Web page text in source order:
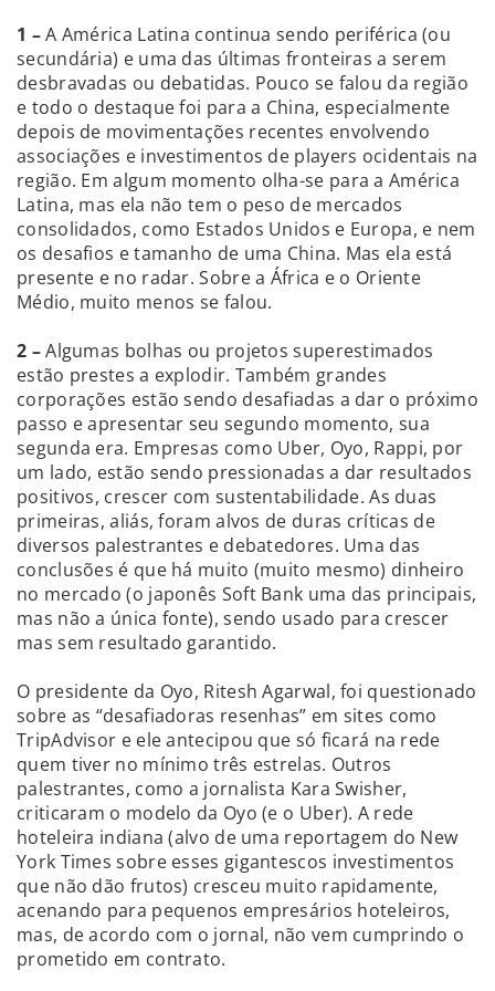
1 –A América Latina continua sendo periférica (ou
secundária) e uma das últimas fronteiras a serem
desbravadas ou debatidas. Pouco se falou da região
e todo o destaque foi para a China, especialmente
depois de movimentações recentes envolvendo
associações e investimentos de players ocidentais na
região. Em algum momento olha-se para a América
Latina, mas ela não tem o peso de mercados
consolidados, como Estados Unidos e Europa, e nem
os desafios e tamanho de uma China. Mas ela está
presente e no radar. Sobre a África e o Oriente
Médio, muito menos se falou.
2 –Algumas bolhas ou projetos superestimados
estão prestes a explodir. Também grandes
corporações estão sendo desafiadas a dar o próximo
passo e apresentar seu segundo momento, sua
segunda era. Empresas como Uber, Oyo, Rappi, por
um lado, estão sendo pressionadas a dar resultados
positivos, crescer com sustentabilidade. As duas
primeiras, aliás, foram alvos de duras críticas de
diversos palestrantes e debatedores. Uma das
conclusões é que há muito (muito mesmo) dinheiro
no mercado (o japonês Soft Bank uma das principais,
mas não a única fonte), sendo usado para crescer
mas sem resultado garantido.
O presidente da Oyo, Ritesh Agarwal, foi questionado
sobre as “desafiadoras resenhas” em sites como
TripAdvisor e ele antecipou que só ficará na rede
quem tiver no mínimo três estrelas. Outros
palestrantes, como a jornalista Kara Swisher,
criticaram o modelo da Oyo (e o Uber). A rede
hoteleira indiana (alvo de uma reportagem do New
York Times sobre esses gigantescos investimentos
que não dão frutos) cresceu muito rapidamente,
acenando para pequenos empresários hoteleiros,
mas, de acordo com o jornal, não vem cumprindo o
prometido em contrato.